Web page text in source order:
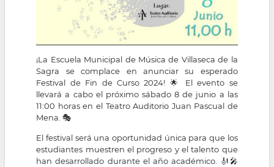
¡La Escuela Municipal de Música de Villaseca de la
Sagra se complace en anunciar su esperado
Festival de Fin de Curso 2024! 🌟 El evento se
llevará a cabo el próximo sábado 8 de junio a las
11:00 horas en el Teatro Auditorio Juan Pascual de
Mena. 🎭
El festival será una oportunidad única para que los
estudiantes muestren el progreso y el talento que
han desarrollado durante el año académico. 🎻🎤